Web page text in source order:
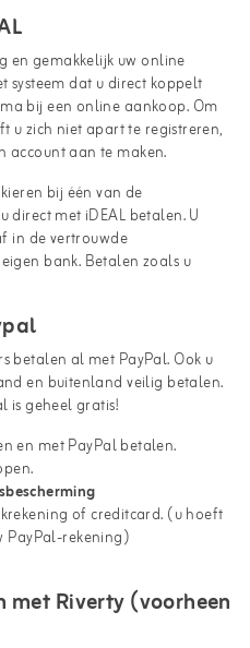
en gemakkelijk uw online
systeem dat u direct koppelt
bij een online aankoop. Om
u zich niet apart te registreren,
account aan te maken.
bij één van de
direct met iDEAL betalen. U
in de vertrouwde
bank. Betalen zoals u
betalen al met PayPal. Ook u
en buitenland veilig betalen.
is geheelgratis!
en met PayPal betalen.
of creditcard. (u hoeft
PayPal-rekening)
Riverty (voorheen